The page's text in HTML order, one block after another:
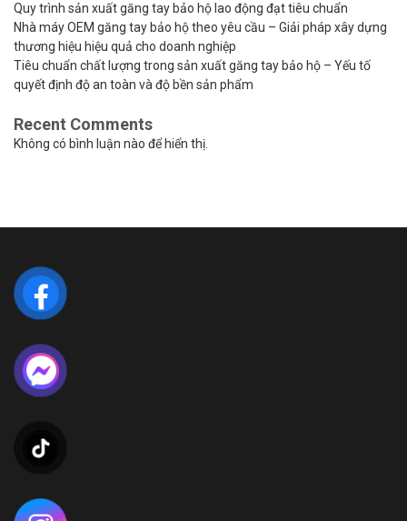
Quy trình sản xuất găng tay bảo hộ lao động đạt tiêu chuẩn
Nhà máy OEM găng tay bảo hộ theo yêu cầu – Giải pháp xây dựng
thương hiệu hiệu quả cho doanh nghiệp
Tiêu chuẩn chất lượng trong sản xuất găng tay bảo hộ – Yếu tố
quyết định độ an toàn và độ bền sản phẩm
Recent Comments
Không có bình luận nào để hiển thị.